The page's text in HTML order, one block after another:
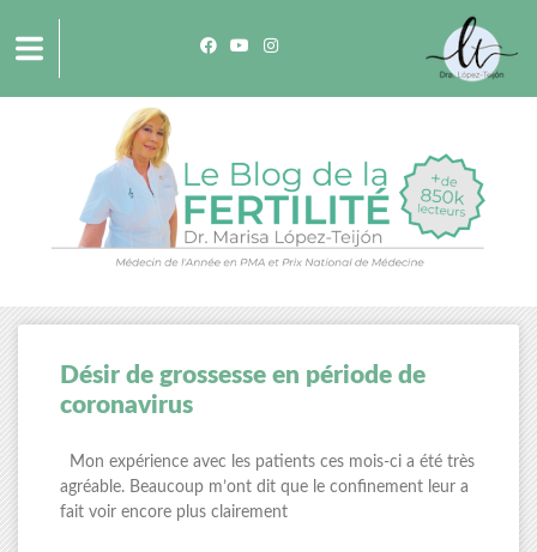
Désir de grossesse en période de
coronavirus
Mon expérience avec les patients ces mois-ci a été très
agréable. Beaucoup m’ont dit que le confinement leur a
fait voir encore plus clairement